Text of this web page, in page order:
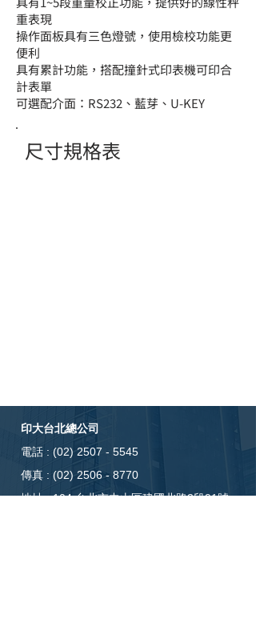
重表現
操作面板具有三色燈號，使用檢校功能更
便利
具有累計功能，搭配撞針式印表機可印合
計表單
可選配介面：RS232、藍芽、U-KEY
尺寸規格表
印大台北總公司
電話 : (02) 2507 - 5545
傳真 : (02) 2506 - 8770
​地址 : 104台北市中山區建國北路3段91號